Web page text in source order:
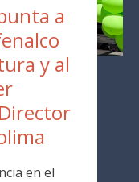
a
y al
en el